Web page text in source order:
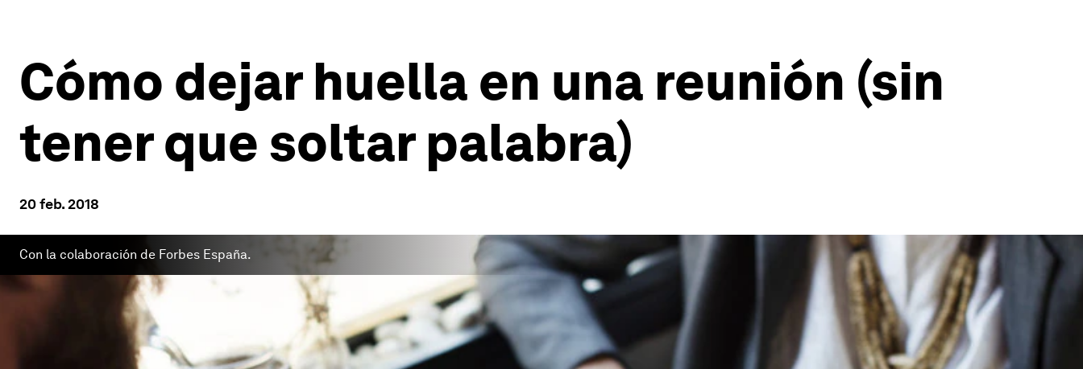
Cómo dejar huella en una reunión (sin
tener que soltar palabra)
20 feb. 2018
Con la colaboración de Forbes España.